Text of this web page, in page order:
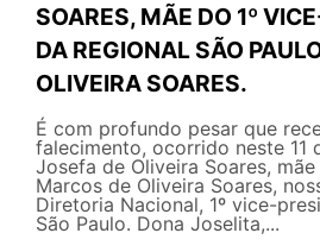
SOARES, MÃE DO 1º
DA REGIONAL SÃO
OLIVEIRA SOARES.
É com profundo pesar que
falecimento, ocorrido neste 11
Josefa de Oliveira Soares,
Marcos de Oliveira Soares,
Diretoria Nacional, 1º vice-
São Paulo. Dona Joselita,...